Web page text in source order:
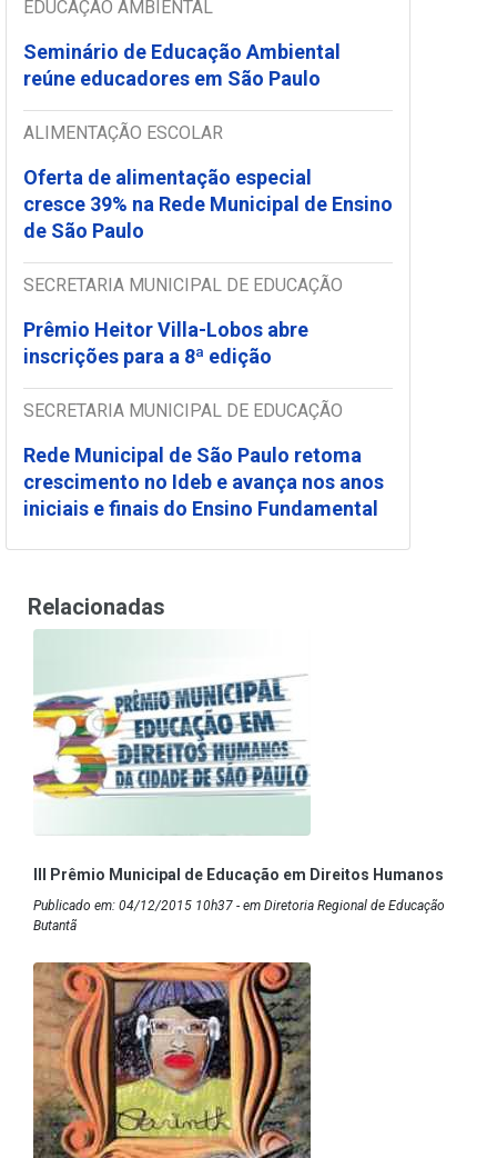
EDUCAÇÃO AMBIENTAL
Seminário de Educação Ambiental
reúne educadores em São Paulo
ALIMENTAÇÃO ESCOLAR
Oferta de alimentação especial
cresce 39% na Rede Municipal de Ensino
de São Paulo
SECRETARIA MUNICIPAL DE EDUCAÇÃO
Prêmio Heitor Villa-Lobos abre
inscrições para a 8ª edição
SECRETARIA MUNICIPAL DE EDUCAÇÃO
Rede Municipal de São Paulo retoma
crescimento no Ideb e avança nos anos
iniciais e finais do Ensino Fundamental
Relacionadas
III Prêmio Municipal de Educação em Direitos Humanos
Publicado em: 04/12/2015 10h37 - em Diretoria Regional de Educação
Butantã